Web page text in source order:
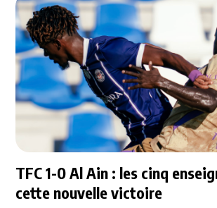
TFC 1-0 Al Ain : les cinq
cette nouvelle victoire